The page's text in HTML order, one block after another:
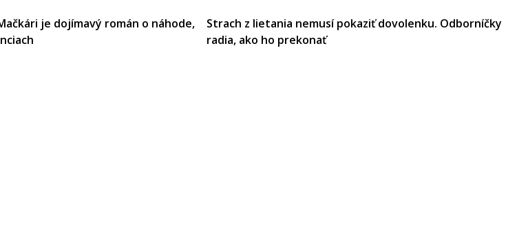
je dojímavý román o náhode,
Strach z lietania nemusí pokaziť dovolenku. Odborníčky
radia, ako ho prekonať